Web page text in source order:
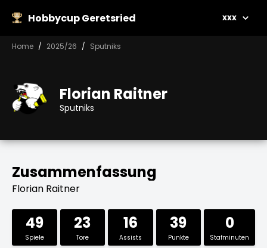
Hobbycup Geretsried xxx
Home 2025/26 Sputniks
Florian Raitner
Sputniks
Zusammenfassung
Florian Raitner
49
Spiele
23
Tore
16
Assists
39
Punkte
0
Stafminuten